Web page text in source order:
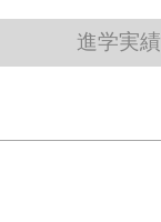
進学実績